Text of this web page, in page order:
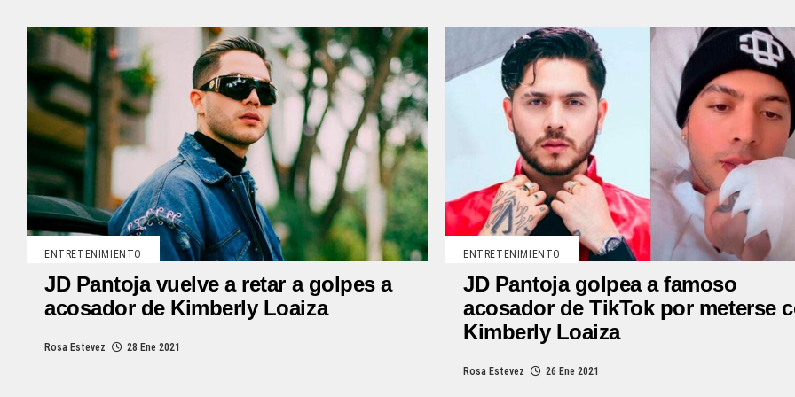
ENTRETENIMIENTO
JD Pantoja vuelve a retar a golpes a
acosador de Kimberly Loaiza
Rosa Estevez 28 Ene 2021
ENTRETENIMIENTO
JD Pantoja golpea a famoso
acosador de TikTok por meterse
Kimberly Loaiza
Rosa Estevez 26 Ene 2021